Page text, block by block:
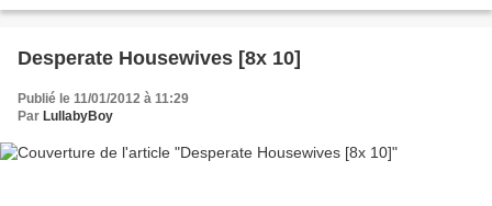
Desperate Housewives [8x 10]
Publié le 11/01/2012 à 11:29
Par LullabyBoy